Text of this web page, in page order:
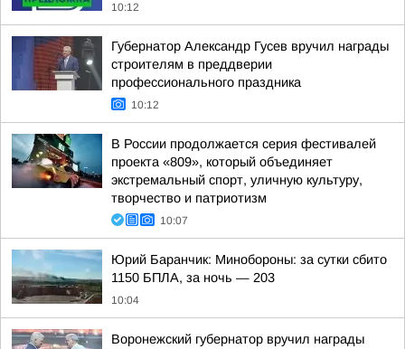
10:12
Губернатор Александр Гусев вручил награды
строителям в преддверии
профессионального праздника
10:12
В России продолжается серия фестивалей
проекта «809», который объединяет
экстремальный спорт, уличную культуру,
творчество и патриотизм
10:07
Юрий Баранчик: Минобороны: за сутки сбито
1150 БПЛА, за ночь — 203
10:04
Воронежский губернатор вручил награды